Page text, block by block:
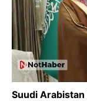
Suudi Arabistan